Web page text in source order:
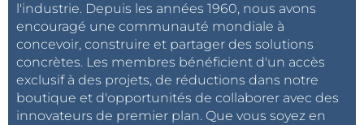
l'industrie. Depuis les années 1960, nous avons
encouragé une communauté mondiale à
concevoir, construire et partager des solutions
concrètes. Les membres bénéficient d'un accès
exclusif à des projets, de réductions dans notre
boutique et d'opportunités de collaborer avec des
innovateurs de premier plan. Que vous soyez en